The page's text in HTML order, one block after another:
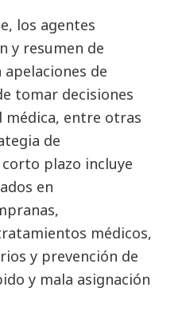
los agentes
y resumen de
de
tomar decisiones
médica, entre otras
de
plazo incluye
en
médicos,
y prevención de
y mala asignación